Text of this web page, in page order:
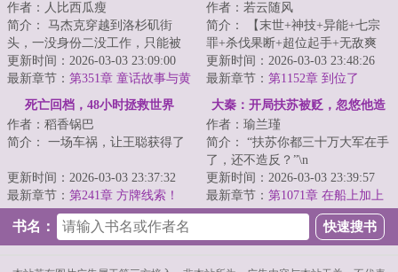
能
作者：人比西瓜瘦
简介： 马杰克穿越到洛杉矶街
头，一没身份二没工作，只能被
迫成为一名拾荒者。
更新时间：2026-03-03 23:09:00
最新章节： 第351章 童话故事与黄
毛辣妹
作者：若云随风
简介： 【末世+神技+异能+七宗
罪+杀伐果断+超位起手+无敌爽
文】。\n?轻轻敲醒沉睡的心灵...
更新时间：2026-03-03 23:48:26
最新章节： 第1152章 到位了
死亡回档，48小时拯救世界
作者：稻香锅巴
简介： 一场车祸，让王聪获得了
“死亡回档”的能力！?\n正当他
准...
更新时间：2026-03-03 23:37:32
最新章节： 第241章 方牌线索！
大秦：开局扶苏被贬，忽悠他造
作者：瑜兰瑾
简介： “扶苏你都三十万大军在手
了，还不造反？”\n
“等秦始皇死...
更新时间：2026-03-03 23:39:57
最新章节： 第1071章 在船上加上
火炮口！
书名：